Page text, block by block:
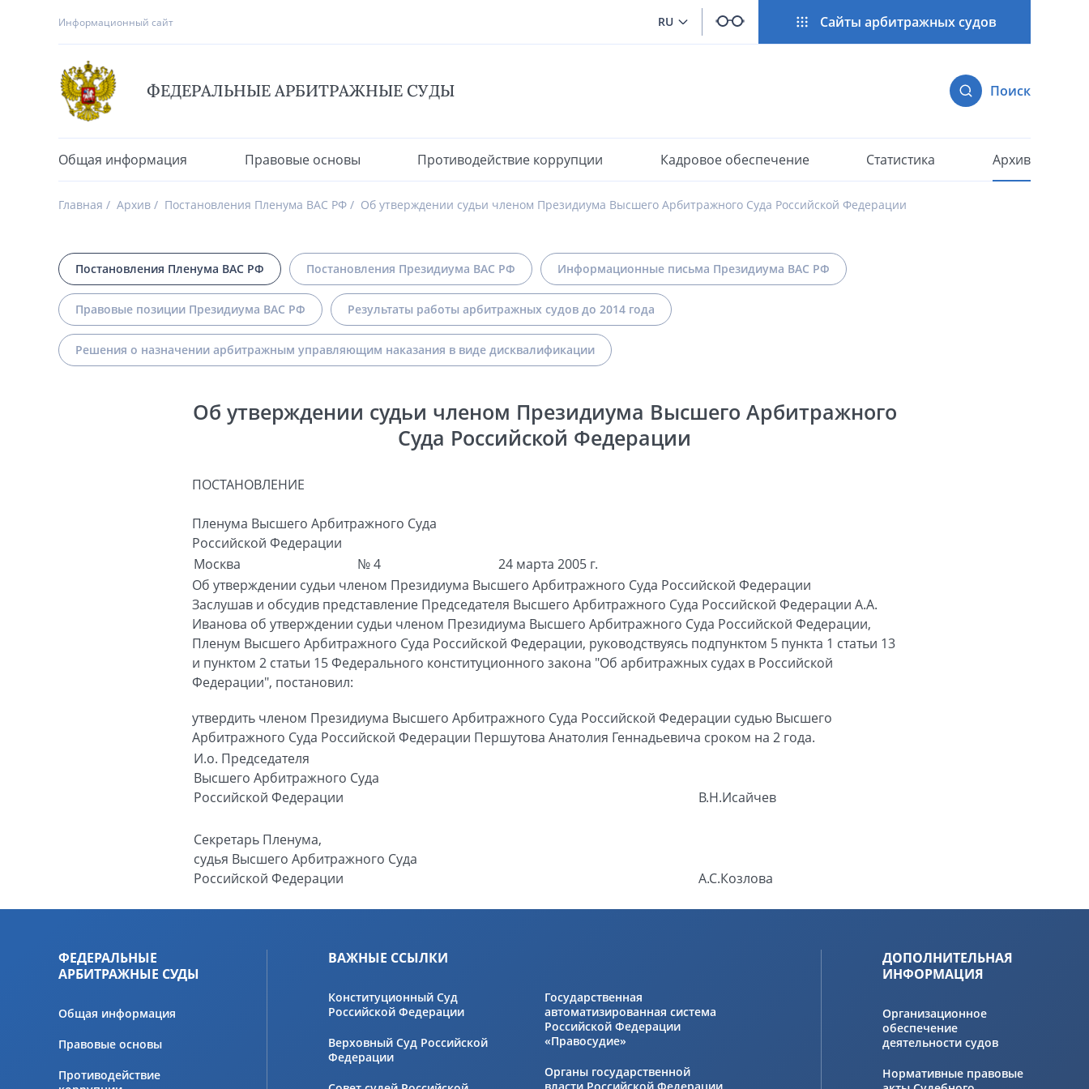
Информационный сайт RU Сайты арбитражных судов
ФЕДЕРАЛЬНЫЕ АРБИТРАЖНЫЕ СУДЫ Поиск
Общая информация Правовые основы Противодействие коррупции Кадровое обеспечение Статистика Архив
Главная Архив Постановления Пленума ВАС РФ Об утверждении судьи членом Президиума Высшего Арбитражного Суда Российской Федерации
Постановления Пленума ВАС РФ Постановления Президиума ВАС РФ Информационные письма Президиума ВАС РФ
Правовые позиции Президиума ВАС РФ Результаты работы арбитражных судов до 2014 года
Решения о назначении арбитражным управляющим наказания в виде дисквалификации
Об утверждении судьи членом Президиума Высшего Арбитражного
Суда Российской Федерации
ПОСТАНОВЛЕНИЕ
Пленума Высшего Арбитражного Суда
Российской Федерации
Москва
№ 4
24 марта 2005 г.
Об утверждении судьи членом Президиума Высшего Арбитражного Суда Российской Федерации
Заслушав и обсудив представление Председателя Высшего Арбитражного Суда Российской Федерации А.А.
Иванова об утверждении судьи членом Президиума Высшего Арбитражного Суда Российской Федерации,
Пленум Высшего Арбитражного Суда Российской Федерации, руководствуясь подпунктом 5 пункта 1 статьи 13
и пунктом 2 статьи 15 Федерального конституционного закона "Об арбитражных судах в Российской
Федерации", постановил:
утвердить членом Президиума Высшего Арбитражного Суда Российской Федерации судью Высшего
Арбитражного Суда Российской Федерации Першутова Анатолия Геннадьевича сроком на 2 года.
И.о. Председателя
Высшего Арбитражного Суда
Российской Федерации
В.Н.Исайчев
Секретарь Пленума,
судья Высшего Арбитражного Суда
Российской Федерации
А.С.Козлова
ФЕДЕРАЛЬНЫЕ
АРБИТРАЖНЫЕ СУДЫ
Общая информация
Правовые основы
Противодействие
ВАЖНЫЕ ССЫЛКИ
Конституционный Суд
Российской Федерации
Верховный Суд Российской
Федерации
Государственная
автоматизированная система
Российской Федерации
«Правосудие»
Органы государственной
ДОПОЛНИТЕЛЬНАЯ
ИНФОРМАЦИЯ
Организационное
обеспечение
деятельности судов
Нормативные правовые